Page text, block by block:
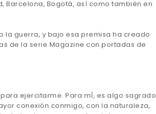
Barcelona, Bogotá, así como también en
la guerra, y bajo esa premisa ha creado
de la serie Magazine con portadas de
ejercitarme. Para mÍ, es algo sagrado
conexión conmigo, con la naturaleza,